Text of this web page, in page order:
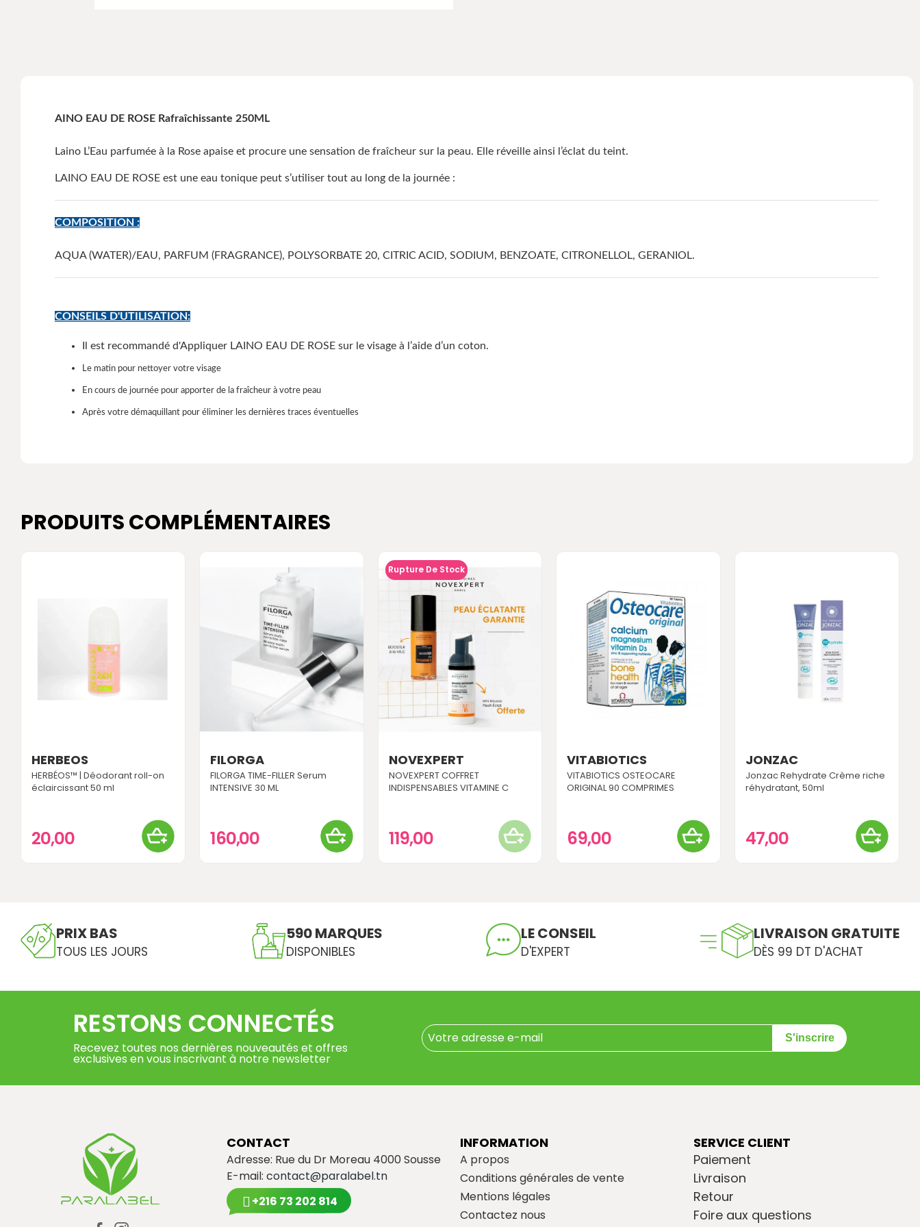
AINO EAU DE ROSE Rafraîchissante 250ML
Laino L’Eau parfumée à la Rose apaise et procure une sensation de fraîcheur sur la peau. Elle réveille ainsi l’éclat du teint.
LAINO EAU DE ROSE est une eau tonique peut s’utiliser tout au long de la journée :
COMPOSITION :
AQUA (WATER)/EAU, PARFUM (FRAGRANCE), POLYSORBATE 20, CITRIC ACID, SODIUM, BENZOATE, CITRONELLOL, GERANIOL.
CONSEILS D'UTILISATION:
Il est recommandé d'Appliquer LAINO EAU DE ROSE sur le visage à l’aide d’un coton.
Le matin pour nettoyer votre visage
En cours de journée pour apporter de la fraîcheur à votre peau
Après votre démaquillant pour éliminer les dernières traces éventuelles
PRODUITS COMPLÉMENTAIRES
HERBEOS
HERBÉOS™ | Déodorant roll-on
éclaircissant 50 ml
20,00
FILORGA
FILORGA TIME-FILLER Serum
INTENSIVE 30 ML
160,00
Rupture De Stock
NOVEXPERT
NOVEXPERT COFFRET
INDISPENSABLES VITAMINE C
119,00
VITABIOTICS
VITABIOTICS OSTEOCARE
ORIGINAL 90 COMPRIMES
69,00
JONZAC
Jonzac Rehydrate Crème riche
réhydratant, 50ml
47,00
PRIX BAS
TOUS LES JOURS
590 MARQUES
DISPONIBLES
LE CONSEIL
D'EXPERT
LIVRAISON GRATUITE
DÈS 99 DT D'ACHAT
RESTONS CONNECTÉS
Recevez toutes nos dernières nouveautés et offres
exclusives en vous inscrivant à notre newsletter
S'inscrire
CONTACT
Adresse: Rue du Dr Moreau 4000 Sousse
E-mail: contact@paralabel.tn
+216 73 202 814
INFORMATION
A propos
Conditions générales de vente
Mentions légales
Contactez nous
SERVICE CLIENT
Paiement
Livraison
Retour
Foire aux questions